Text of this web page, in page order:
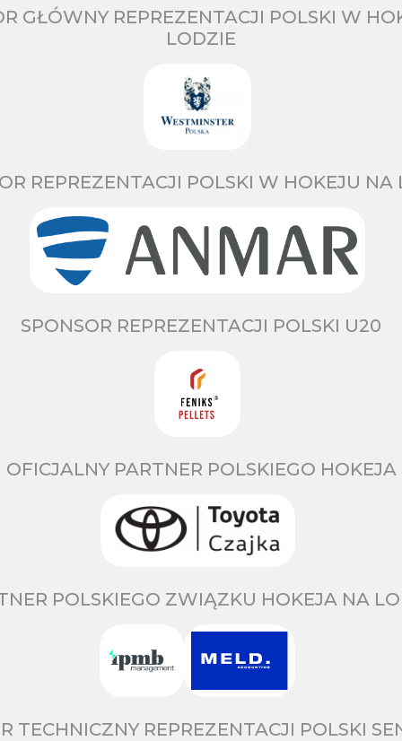
GŁÓWNY REPREZENTACJI POLSKI W
LODZIE
REPREZENTACJI POLSKI W HOKEJU NA
SPONSOR REPREZENTACJI POLSKI U20
OFICJALNY PARTNER POLSKIEGO HOKEJA
POLSKIEGO ZWIĄZKU HOKEJA NA
TECHNICZNY REPREZENTACJI POLSKI